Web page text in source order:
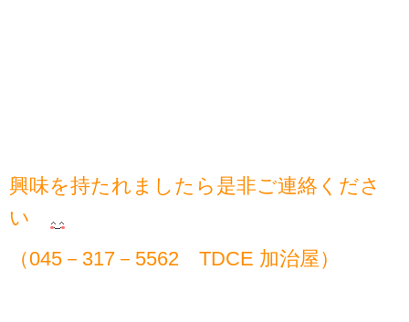
興味を持たれましたら是非ご連絡くださ
い
（045－317－5562 TDCE 加治屋）